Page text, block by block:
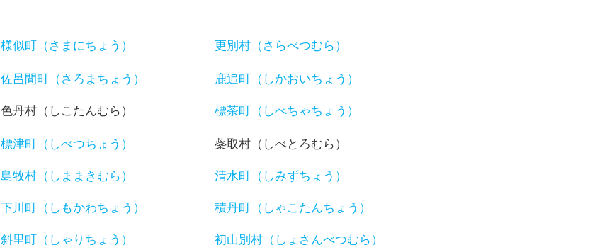
様似町（さまにちょう） 更別村（さらべつむら）
佐呂間町（さろまちょう） 鹿追町（しかおいちょう）
色丹村（しこたんむら） 標茶町（しべちゃちょう）
標津町（しべつちょう） 蘂取村（しべとろむら）
島牧村（しままきむら） 清水町（しみずちょう）
下川町（しもかわちょう） 積丹町（しゃこたんちょう）
斜里町（しゃりちょう） 初山別村（しょさんべつむら）